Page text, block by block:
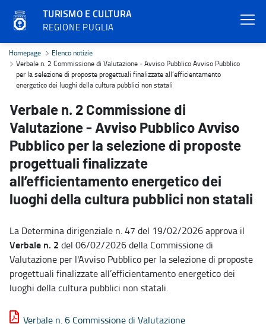
TURISMO E CULTURA
REGIONE PUGLIA
Verbale n. 2 Commissione di Valutazione - Avviso Pubblico
Homepage
Elenco notizie
Verbale n. 2 Commissione di Valutazione - Avviso Pubblico Avviso Pubblico
per la selezione di proposte progettuali finalizzate all’efficientamento
energetico dei luoghi della cultura pubblici non statali
Verbale n. 2 Commissione di
Valutazione - Avviso Pubblico Avviso
Pubblico per la selezione di proposte
progettuali finalizzate
all’efficientamento energetico dei
luoghi della cultura pubblici non statali
La Determina dirigenziale n. 47 del 19/02/2026 approva il
Verbale n. 2 del 06/02/2026 della Commissione di
Valutazione per l'Avviso Pubblico per la selezione di proposte
progettuali finalizzate all’efficientamento energetico dei
luoghi della cultura pubblici non statali.
Verbale n. 6 Commissione di Valutazione